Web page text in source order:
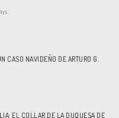
CASO NAVIDEÑO DE ARTURO G.
EL COLLAR DE LA DUQUESA DE